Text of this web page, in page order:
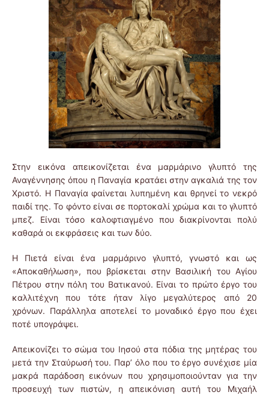
Στην εικόνα απεικονίζεται ένα μαρμάρινο γλυπτό της
Αναγέννησης όπου η Παναγία κρατάει στην αγκαλιά της τον
Χριστό. Η Παναγία φαίνεται λυπημένη και θρηνεί το νεκρό
παιδί της. Το φόντο είναι σε πορτοκαλί χρώμα και το γλυπτό
μπεζ. Είναι τόσο καλοφτιαγμένο που διακρίνονται πολύ
καθαρά οι εκφράσεις και των δύο.
Η Πιετά είναι ένα μαρμάρινο γλυπτό, γνωστό και ως
«Αποκαθήλωση», που βρίσκεται στην Βασιλική του Αγίου
Πέτρου στην πόλη του Βατικανού. Είναι το πρώτο έργο του
καλλιτέχνη που τότε ήταν λίγο μεγαλύτερος από 20
χρόνων. Παράλληλα αποτελεί το μοναδικό έργο που έχει
ποτέ υπογράψει.
Απεικονίζει το σώμα του Ιησού στα πόδια της μητέρας του
μετά την Σταύρωσή του. Παρ’ όλο που το έργο συνέχισε μία
μακρά παράδοση εικόνων που χρησιμοποιούνταν για την
προσευχή των πιστών, η απεικόνιση αυτή του Μιχαήλ